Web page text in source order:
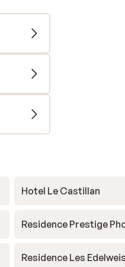
Hotel Le Castillan
Residence Prestige
Residence Les